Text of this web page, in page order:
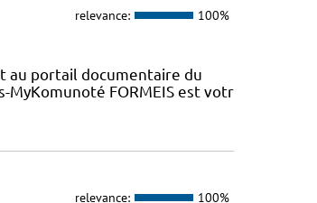
relevance: 100%
au portail documentaire du
MyKomunoté FORMEIS est votr
relevance: 100%